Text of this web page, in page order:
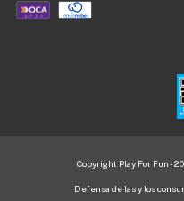
Copyright Play For Fun -
Defensa de las y los